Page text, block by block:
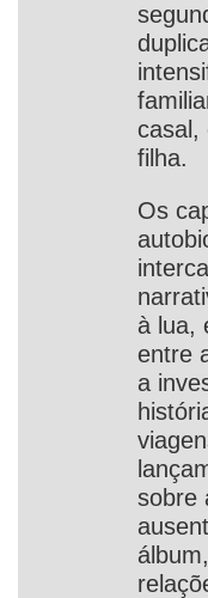
casal,
filha.
Os
à lua,
entre
a
sobre